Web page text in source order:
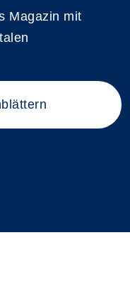
Magazin mit